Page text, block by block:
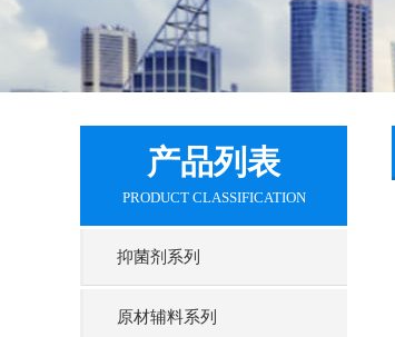
产品列表
PRODUCT CLASSIFICATION
抑菌剂系列
原材辅料系列